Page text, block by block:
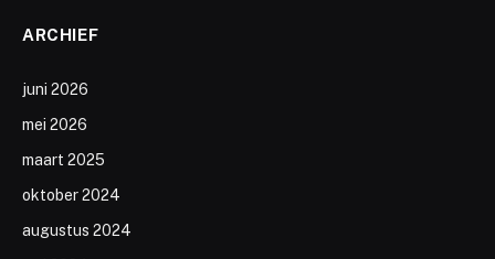
ARCHIEF
juni 2026
mei 2026
maart 2025
oktober 2024
augustus 2024